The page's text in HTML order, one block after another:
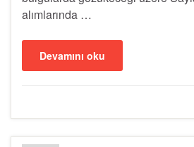
alımlarında …
Devamını oku